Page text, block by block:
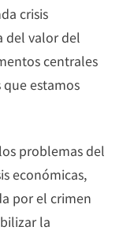
crisis
del valor del
centrales
estamos
problemas del
económicas,
por el crimen
la